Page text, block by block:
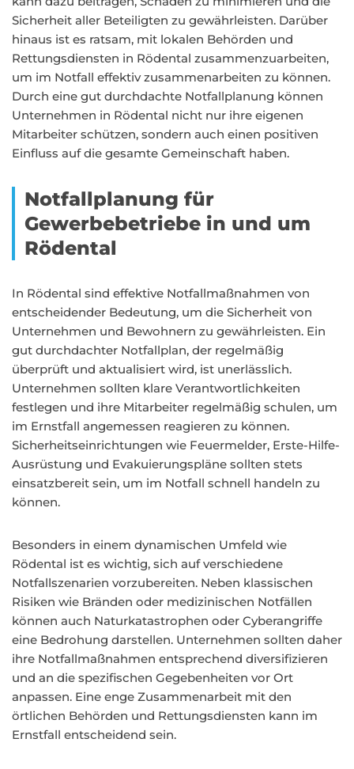
Sicherheit aller Beteiligten zu gewährleisten. Darüber
hinaus ist es ratsam, mit lokalen Behörden und
Rettungsdiensten in Rödental zusammenzuarbeiten,
um im Notfall effektiv zusammenarbeiten zu können.
Durch eine gut durchdachte Notfallplanung können
Unternehmen in Rödental nicht nur ihre eigenen
Mitarbeiter schützen, sondern auch einen positiven
Einfluss auf die gesamte Gemeinschaft haben.
Notfallplanung für
Gewerbebetriebe in und um
Rödental
In Rödental sind effektive Notfallmaßnahmen von
entscheidender Bedeutung, um die Sicherheit von
Unternehmen und Bewohnern zu gewährleisten. Ein
gut durchdachter Notfallplan, der regelmäßig
überprüft und aktualisiert wird, ist unerlässlich.
Unternehmen sollten klare Verantwortlichkeiten
festlegen und ihre Mitarbeiter regelmäßig schulen, um
im Ernstfall angemessen reagieren zu können.
Sicherheitseinrichtungen wie Feuermelder, Erste-Hilfe-
Ausrüstung und Evakuierungspläne sollten stets
einsatzbereit sein, um im Notfall schnell handeln zu
können.
Besonders in einem dynamischen Umfeld wie
Rödental ist es wichtig, sich auf verschiedene
Notfallszenarien vorzubereiten. Neben klassischen
Risiken wie Bränden oder medizinischen Notfällen
können auch Naturkatastrophen oder Cyberangriffe
eine Bedrohung darstellen. Unternehmen sollten daher
ihre Notfallmaßnahmen entsprechend diversifizieren
und an die spezifischen Gegebenheiten vor Ort
anpassen. Eine enge Zusammenarbeit mit den
örtlichen Behörden und Rettungsdiensten kann im
Ernstfall entscheidend sein.